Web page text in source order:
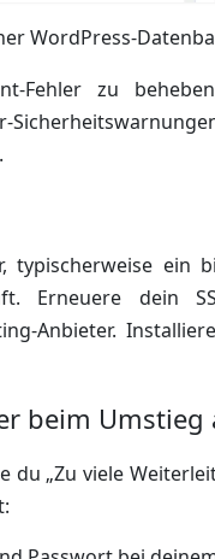
WordPress-
Fehler zu
typischerweise ein
Erneuere dein
Anbieter.
beim Umstieg
„Zu viele